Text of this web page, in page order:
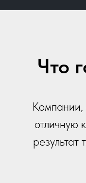
Что
Компании,
отличную